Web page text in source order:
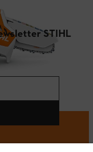
STIHL